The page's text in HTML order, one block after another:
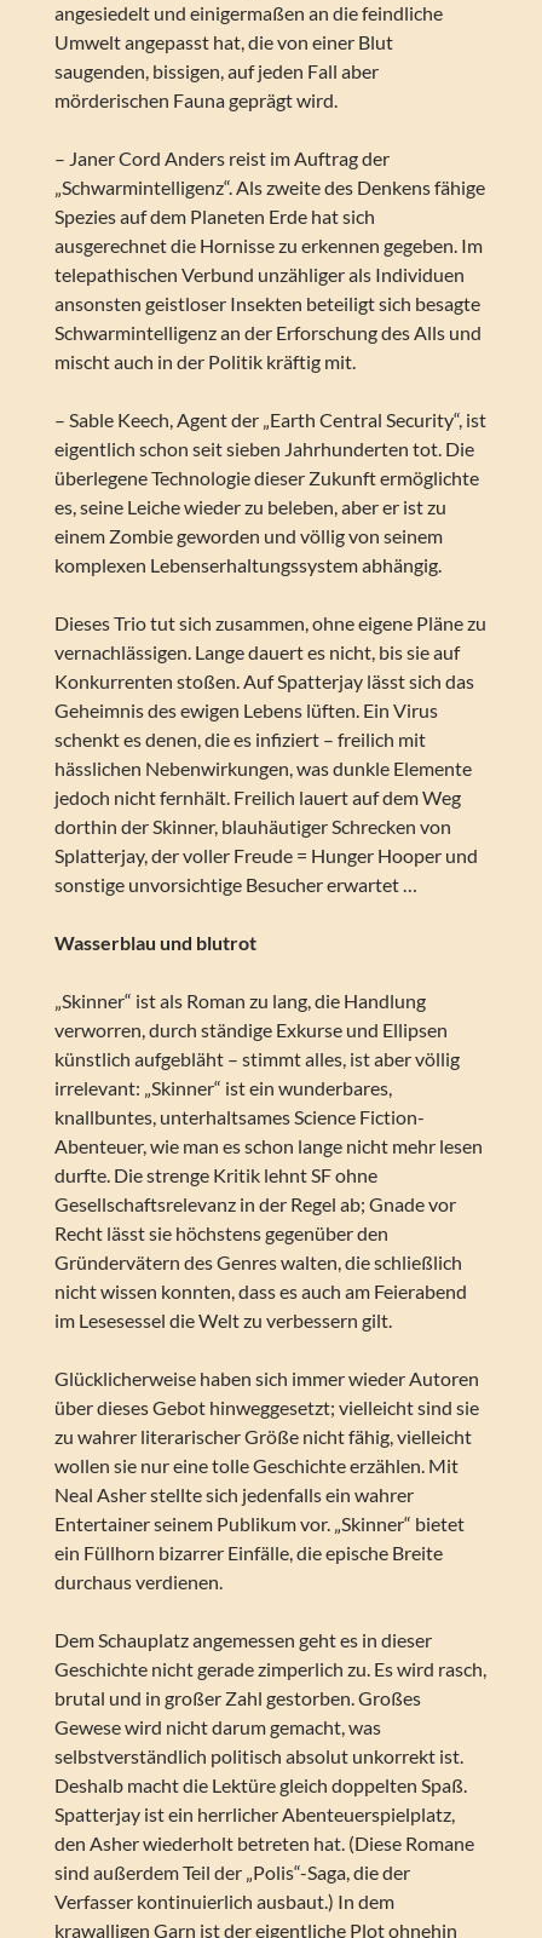
angesiedelt und einigermaßen an die feindliche
Umwelt angepasst hat, die von einer Blut
saugenden, bissigen, auf jeden Fall aber
mörderischen Fauna geprägt wird.
– Janer Cord Anders reist im Auftrag der
„Schwarmintelligenz“. Als zweite des Denkens fähige
Spezies auf dem Planeten Erde hat sich
ausgerechnet die Hornisse zu erkennen gegeben. Im
telepathischen Verbund unzähliger als Individuen
ansonsten geistloser Insekten beteiligt sich besagte
Schwarmintelligenz an der Erforschung des Alls und
mischt auch in der Politik kräftig mit.
– Sable Keech, Agent der „Earth Central Security“, ist
eigentlich schon seit sieben Jahrhunderten tot. Die
überlegene Technologie dieser Zukunft ermöglichte
es, seine Leiche wieder zu beleben, aber er ist zu
einem Zombie geworden und völlig von seinem
komplexen Lebenserhaltungssystem abhängig.
Dieses Trio tut sich zusammen, ohne eigene Pläne zu
vernachlässigen. Lange dauert es nicht, bis sie auf
Konkurrenten stoßen. Auf Spatterjay lässt sich das
Geheimnis des ewigen Lebens lüften. Ein Virus
schenkt es denen, die es infiziert – freilich mit
hässlichen Nebenwirkungen, was dunkle Elemente
jedoch nicht fernhält. Freilich lauert auf dem Weg
dorthin der Skinner, blauhäutiger Schrecken von
Splatterjay, der voller Freude = Hunger Hooper und
sonstige unvorsichtige Besucher erwartet …
Wasserblau und blutrot
„Skinner“ ist als Roman zu lang, die Handlung
verworren, durch ständige Exkurse und Ellipsen
künstlich aufgebläht – stimmt alles, ist aber völlig
irrelevant: „Skinner“ ist ein wunderbares,
knallbuntes, unterhaltsames Science Fiction-
Abenteuer, wie man es schon lange nicht mehr lesen
durfte. Die strenge Kritik lehnt SF ohne
Gesellschaftsrelevanz in der Regel ab; Gnade vor
Recht lässt sie höchstens gegenüber den
Gründervätern des Genres walten, die schließlich
nicht wissen konnten, dass es auch am Feierabend
im Lesesessel die Welt zu verbessern gilt.
Glücklicherweise haben sich immer wieder Autoren
über dieses Gebot hinweggesetzt; vielleicht sind sie
zu wahrer literarischer Größe nicht fähig, vielleicht
wollen sie nur eine tolle Geschichte erzählen. Mit
Neal Asher stellte sich jedenfalls ein wahrer
Entertainer seinem Publikum vor. „Skinner“ bietet
ein Füllhorn bizarrer Einfälle, die epische Breite
durchaus verdienen.
Dem Schauplatz angemessen geht es in dieser
Geschichte nicht gerade zimperlich zu. Es wird rasch,
brutal und in großer Zahl gestorben. Großes
Gewese wird nicht darum gemacht, was
selbstverständlich politisch absolut unkorrekt ist.
Deshalb macht die Lektüre gleich doppelten Spaß.
Spatterjay ist ein herrlicher Abenteuerspielplatz,
den Asher wiederholt betreten hat. (Diese Romane
sind außerdem Teil der „Polis“-Saga, die der
Verfasser kontinuierlich ausbaut.) In dem
krawalligen Garn ist der eigentliche Plot ohnehin